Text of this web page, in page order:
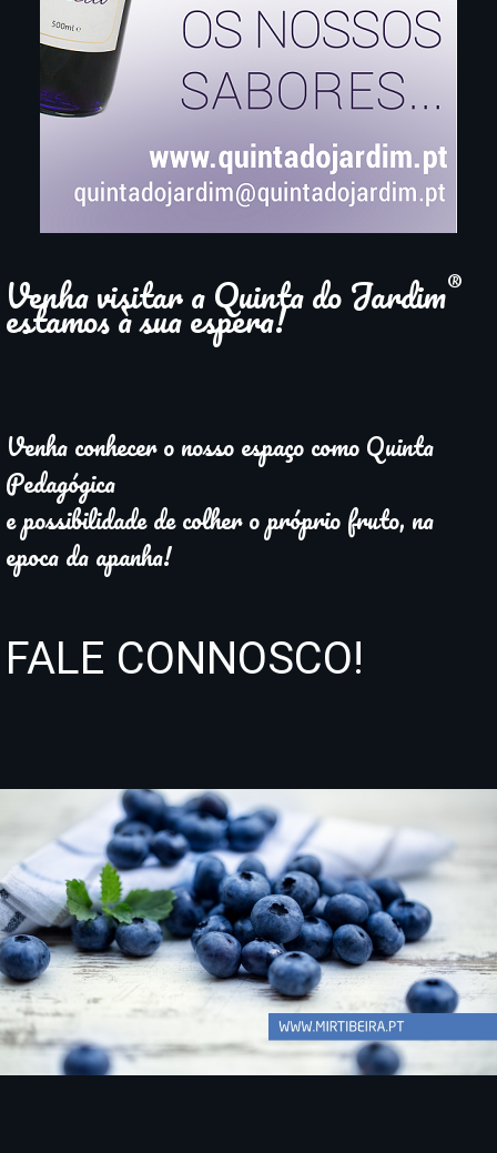
Venha visitar a Quinta do Jardim®
estamos à sua espera!
Venha conhecer o nosso espaço como Quinta
Pedagógica
e possibilidade de colher o próprio fruto, na
epoca da apanha!
FALE CONNOSCO!